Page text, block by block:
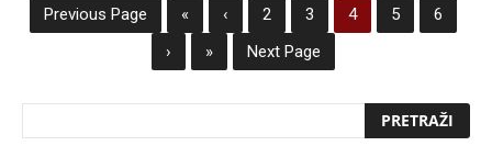
Previous Page « ‹ 2 3 4 5
6
›
» Next Page